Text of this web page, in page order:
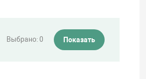
Выбрано:0 Показать